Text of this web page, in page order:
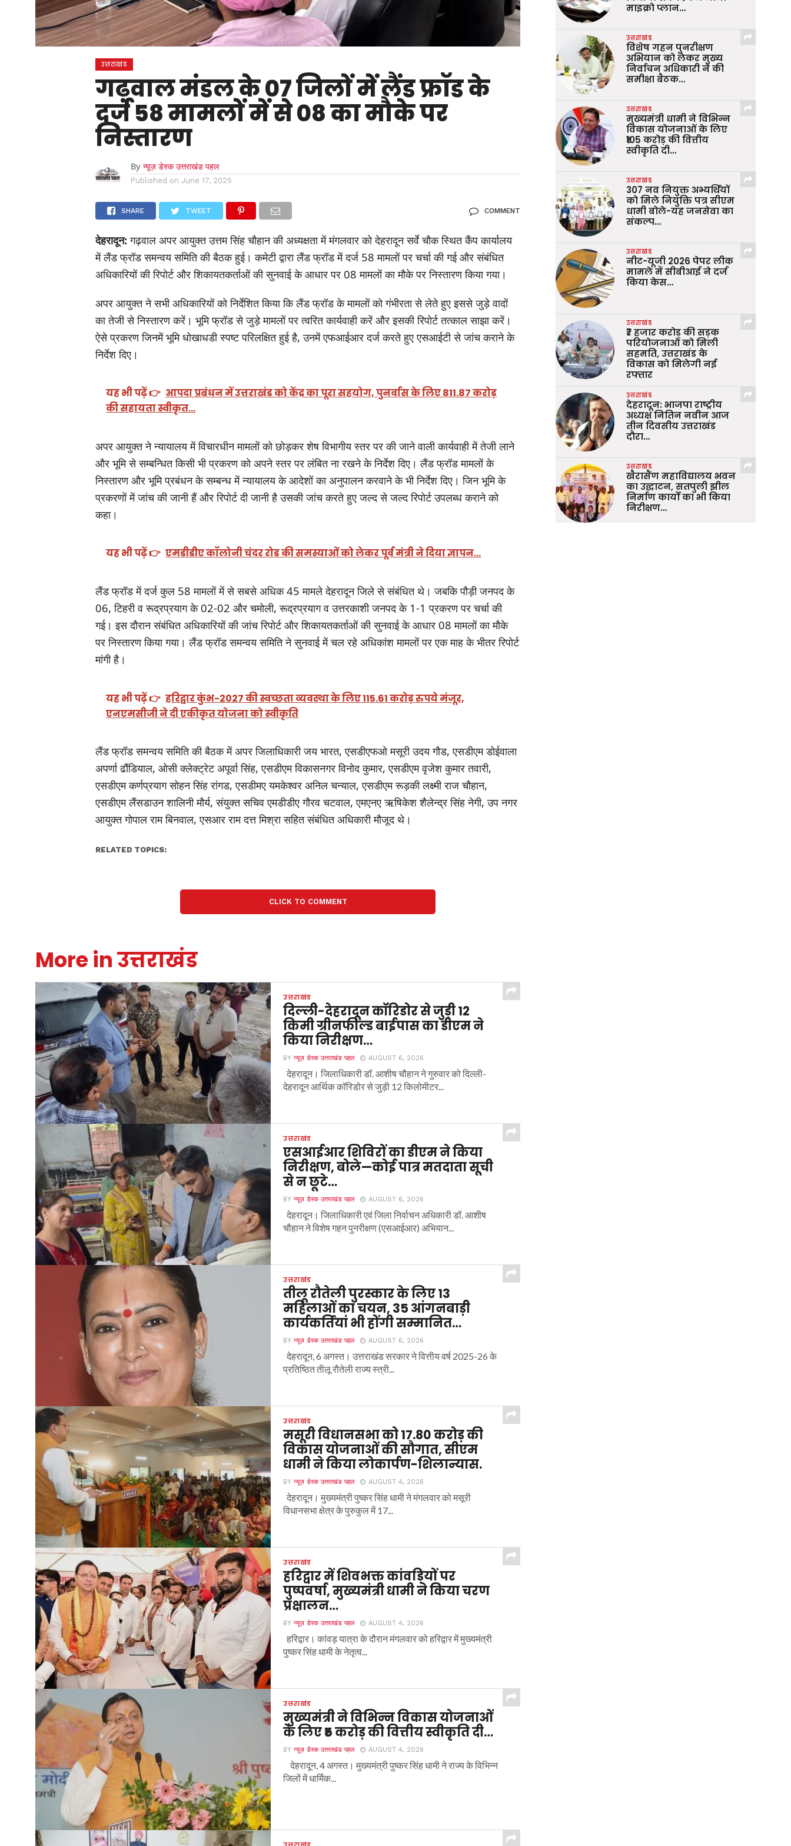
उत्तराखंड
गढ़वाल मंडल के 07 जिलों में लैंड फ्रॉड के
दर्ज 58 मामलों में से 08 का मौके पर
निस्तारण
By न्यूज़ डेस्क उत्तराखंड पहल
Published on June 17, 2025
SHARE TWEET COMMENT
देहरादून:गढ़वाल अपर आयुक्त उत्तम सिंह चौहान की अध्यक्षता में मंगलवार को देहरादून सर्वे चौक स्थित कैंप कार्यालय
में लैंड फ्रॉड समन्वय समिति की बैठक हुई। कमेटी द्वारा लैंड फ्रॉड में दर्ज 58 मामलों पर चर्चा की गई और संबंधित
अधिकारियों की रिपोर्ट और शिकायतकर्ताओं की सुनवाई के आधार पर 08 मामलों का मौके पर निस्तारण किया गया।
अपर आयुक्त ने सभी अधिकारियों को निर्देशित किया कि लैंड फ्रॉड के मामलों को गंभीरता से लेते हुए इससे जुड़े वादों
का तेजी से निस्तारण करें। भूमि फ्रॉड से जुड़े मामलों पर त्वरित कार्यवाही करें और इसकी रिपोर्ट तत्काल साझा करें।
ऐसे प्रकरण जिनमें भूमि धोखाधडी स्पष्ट परिलक्षित हुई है, उनमें एफआईआर दर्ज करते हुए एसआईटी से जांच कराने के
निर्देश दिए।
यह भी पढ़ें 👉 आपदा प्रबंधन में उत्तराखंड को केंद्र का पूरा सहयोग, पुनर्वास के लिए 811.87 करोड़
की सहायता स्वीकृत…
अपर आयुक्त ने न्यायालय में विचारधीन मामलों को छोड़कर शेष विभागीय स्तर पर की जाने वाली कार्यवाही में तेजी लाने
और भूमि से सम्बन्धित किसी भी प्रकरण को अपने स्तर पर लंबित ना रखने के निर्देश दिए। लैंड फ्रॉड मामलों के
निस्तारण और भूमि प्रबंधन के सम्बन्ध में न्यायालय के आदेशों का अनुपालन करवाने के भी निर्देश दिए। जिन भूमि के
प्रकरणों में जांच की जानी हैं और रिपोर्ट दी जानी है उसकी जांच करते हुए जल्द से जल्द रिपोर्ट उपलब्ध कराने को
कहा।
यह भी पढ़ें 👉 एमडीडीए कॉलोनी चंदर रोड की समस्याओं को लेकर पूर्व मंत्री ने दिया ज्ञापन…
लैंड फ्रॉड में दर्ज कुल 58 मामलों में से सबसे अधिक 45 मामले देहरादून जिले से संबंधित थे। जबकि पौड़ी जनपद के
06, टिहरी व रूद्रप्रयाग के 02-02 और चमोली, रूद्रप्रयाग व उत्तरकाशी जनपद के 1-1 प्रकरण पर चर्चा की
गई। इस दौरान संबंधित अधिकारियों की जांच रिपोर्ट और शिकायतकर्ताओं की सुनवाई के आधार 08 मामलों का मौके
पर निस्तारण किया गया। लैंड फ्रॉड समन्वय समिति ने सुनवाई में चल रहे अधिकांश मामलों पर एक माह के भीतर रिपोर्ट
मांगी है।
यह भी पढ़ें 👉 हरिद्वार कुंभ-2027 की स्वच्छता व्यवस्था के लिए 115.61 करोड़ रुपये मंजूर,
एनएमसीजी ने दी एकीकृत योजना को स्वीकृति
लैंड फ्रॉड समन्वय समिति की बैठक में अपर जिलाधिकारी जय भारत, एसडीएफओ मसूरी उदय गौड, एसडीएम डोईवाला
अपर्णा ढौंडियाल, ओसी क्लेक्ट्रेट अपूर्वा सिंह, एसडीएम विकासनगर विनोद कुमार, एसडीएम वृजेश कुमार तवारी,
एसडीएम कर्णप्रयाग सोहन सिंह रांगड, एसडीमए यमकेश्वर अनिल चन्याल, एसडीएम रूड़की लक्ष्मी राज चौहान,
एसडीएम लैंसडाउन शालिनी मौर्य, संयुक्त सचिव एमडीडीए गौरव चटवाल, एमएनए ऋषिकेश शैलेन्द्र सिंह नेगी, उप नगर
आयुक्त गोपाल राम बिनवाल, एसआर राम दत्त मिश्रा सहित संबंधित अधिकारी मौजूद थे।
RELATED TOPICS:
CLICK TO COMMENT
More in उत्तराखंड
उत्तराखंड
दिल्ली-देहरादून कॉरिडोर से जुड़ी 12
किमी ग्रीनफील्ड बाईपास का डीएम ने
किया निरीक्षण…
BYन्यूज़ डेस्क उत्तराखंड पहल AUGUST 6, 2026
देहरादून। जिलाधिकारी डॉ. आशीष चौहान ने गुरुवार को दिल्ली-
देहरादून आर्थिक कॉरिडोर से जुड़ी 12 किलोमीटर...
उत्तराखंड
एसआईआर शिविरों का डीएम ने किया
निरीक्षण, बोले—कोई पात्र मतदाता सूची
से न छूटे…
BYन्यूज़ डेस्क उत्तराखंड पहल AUGUST 6, 2026
देहरादून। जिलाधिकारी एवं जिला निर्वाचन अधिकारी डॉ. आशीष
चौहान ने विशेष गहन पुनरीक्षण (एसआईआर) अभियान...
उत्तराखंड
तीलू रौतेली पुरस्कार के लिए 13
महिलाओं का चयन, 35 आंगनबाड़ी
कार्यकर्तियां भी होंगी सम्मानित…
BYन्यूज़ डेस्क उत्तराखंड पहल AUGUST 6, 2026
देहरादून, 6 अगस्त। उत्तराखंड सरकार ने वित्तीय वर्ष 2025-26 के
प्रतिष्ठित तीलू रौतेली राज्य स्त्री...
उत्तराखंड
मसूरी विधानसभा को 17.80 करोड़ की
विकास योजनाओं की सौगात, सीएम
धामी ने किया लोकार्पण-शिलान्यास.
BYन्यूज़ डेस्क उत्तराखंड पहल AUGUST 4, 2026
देहरादून। मुख्यमंत्री पुष्कर सिंह धामी ने मंगलवार को मसूरी
विधानसभा क्षेत्र के पुरुकुल में 17...
उत्तराखंड
हरिद्वार में शिवभक्त कांवड़ियों पर
पुष्पवर्षा, मुख्यमंत्री धामी ने किया चरण
प्रक्षालन…
BYन्यूज़ डेस्क उत्तराखंड पहल AUGUST 4, 2026
हरिद्वार। कांवड़ यात्रा के दौरान मंगलवार को हरिद्वार में मुख्यमंत्री
पुष्कर सिंह धामी के नेतृत्व...
उत्तराखंड
मुख्यमंत्री ने विभिन्न विकास योजनाओं
के लिए ₹5 करोड़ की वित्तीय स्वीकृति दी…
BYन्यूज़ डेस्क उत्तराखंड पहल AUGUST 4, 2026
देहरादून, 4 अगस्त। मुख्यमंत्री पुष्कर सिंह धामी ने राज्य के विभिन्न
जिलों में धार्मिक...
माइक्रो प्लान…
उत्तराखंड
विशेष गहन पुनरीक्षण
अभियान को लेकर मुख्य
निर्वाचन अधिकारी ने की
समीक्षा बैठक…
उत्तराखंड
मुख्यमंत्री धामी ने विभिन्न
विकास योजनाओं के लिए
₹105 करोड़ की वित्तीय
स्वीकृति दी…
उत्तराखंड
307 नव नियुक्त अभ्यर्थियों
को मिले नियुक्ति पत्र सीएम
धामी बोले-यह जनसेवा का
संकल्प…
उत्तराखंड
नीट-यूजी 2026 पेपर लीक
मामले में सीबीआई ने दर्ज
किया केस…
उत्तराखंड
₹7 हजार करोड़ की सड़क
परियोजनाओं को मिली
सहमति, उत्तराखंड के
विकास को मिलेगी नई
रफ्तार
उत्तराखंड
देहरादून: भाजपा राष्ट्रीय
अध्यक्ष नितिन नवीन आज
तीन दिवसीय उत्तराखंड
दौरा…
उत्तराखंड
खैरासैंण महाविद्यालय भवन
का उद्घाटन, सतपुली झील
निर्माण कार्यों का भी किया
निरीक्षण…